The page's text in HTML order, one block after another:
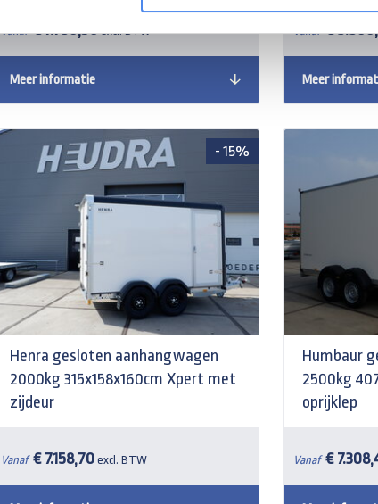
Vanaf € 7.736,96 excl. BTW
Meer informatie
Vanaf €
Meer
- 15%
Henra gesloten aanhangwagen
2000kg 315x158x160cm Xpert met
zijdeur
Vanaf € 7.158,70 excl. BTW
Humbaur
2500kg
oprijklep
Vanaf €